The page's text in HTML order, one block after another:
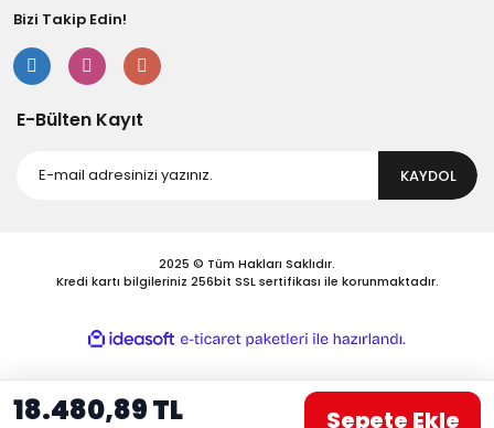
18.480,89 TL Sepete Ekle
Bizi Takip Edin!
E-Bülten Kayıt
KAYDOL
2025 © Tüm Hakları Saklıdır.
Kredi kartı bilgileriniz 256bit SSL sertifikası ile korunmaktadır.
ideasoft
e-
paketleri